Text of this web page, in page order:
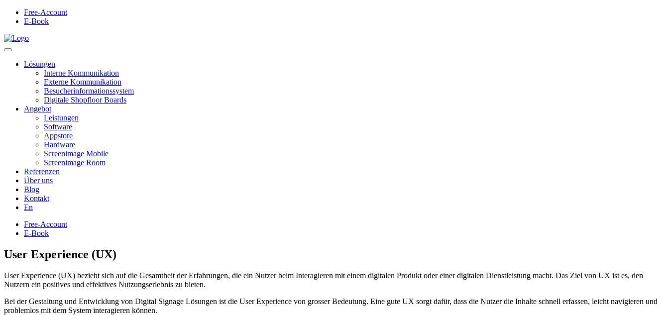
Free-Account
E-Book
Lösungen
Interne Kommunikation
Externe Kommunikation
Besucherinformationssystem
Digitale Shopfloor Boards
Angebot
Leistungen
Software
Appstore
Hardware
Screenimage Mobile
Screenimage Room
Referenzen
Über uns
Blog
Kontakt
En
Free-Account
E-Book
User Experience (UX)
User Experience (UX) bezieht sich auf die Gesamtheit der Erfahrungen, die ein Nutzer beim Interagieren mit einem digitalen Produkt oder einer digitalen Dienstleistung macht. Das Ziel von UX ist es, den
Nutzern ein positives und effektives Nutzungserlebnis zu bieten.
Bei der Gestaltung und Entwicklung von Digital Signage Lösungen ist die User Experience von grosser Bedeutung. Eine gute UX sorgt dafür, dass die Nutzer die Inhalte schnell erfassen, leicht navigieren und
problemlos mit dem System interagieren können.